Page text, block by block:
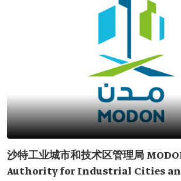
沙特工业城市和技术区管理局
Authority for Industrial Cities